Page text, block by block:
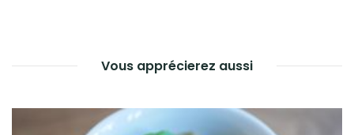
Vous apprécierez aussi